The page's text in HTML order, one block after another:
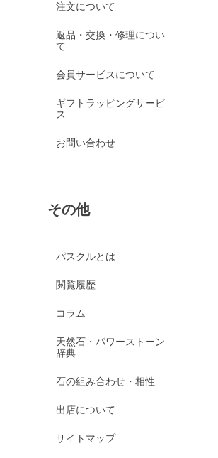
注文について
返品・交換・修理につい
て
会員サービスについて
ギフトラッピングサービ
ス
お問い合わせ
その他
パスクルとは
閲覧履歴
コラム
天然石・パワーストーン
辞典
石の組み合わせ・相性
出店について
サイトマップ